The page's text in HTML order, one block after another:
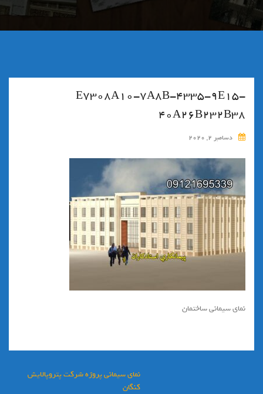
E7308A10-7A8B-4335-9E15-
40A26B232B38
دسامبر 2, 2020
نماي سيماني ساختمان
نماي سيماني پروژه شركت پتروپالايش
كنگان